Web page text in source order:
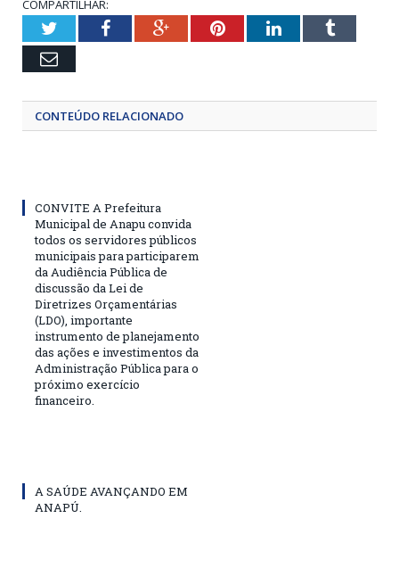
COMPARTILHAR:
TwitterFacebookGoogle+PinterestLinkedInTumblr
Email
CONTEÚDO RELACIONADO
CONVITE A Prefeitura
Municipal de Anapu convida
todos os servidores públicos
municipais para participarem
da Audiência Pública de
discussão da Lei de
Diretrizes Orçamentárias
(LDO), importante
instrumento de planejamento
das ações e investimentos da
Administração Pública para o
próximo exercício
financeiro.
A SAÚDE AVANÇANDO EM
ANAPÚ.